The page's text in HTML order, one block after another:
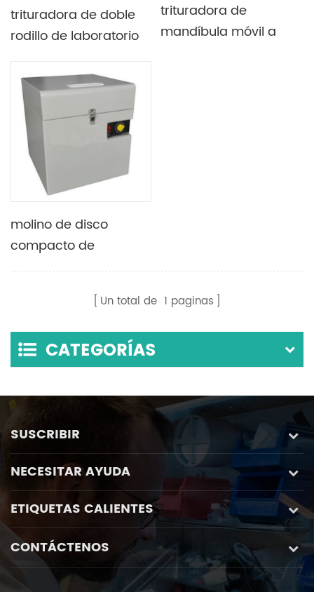
trituradora de doble
rodillo de laboratorio
material duro
trituradora de
mandíbula móvil a
molino de disco
compacto de
laboratorio adecuado
fresado más fino
después de la
sinterización
Un total de 1 paginas
CATEGORÍAS
SUSCRIBIR
NECESITAR AYUDA
ETIQUETAS CALIENTES
CONTÁCTENOS